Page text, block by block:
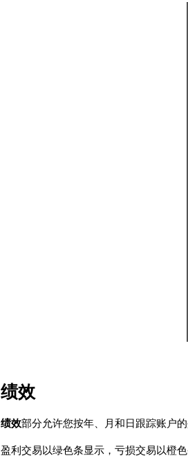
绩效
绩效部分允许您按年、月和日跟踪账户
盈利交易以绿色条显示，亏损交易以橙色